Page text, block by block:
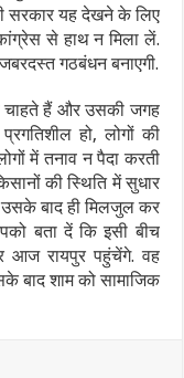
सरकार यह देखने के लिए
कांग्रेस से हाथ न मिला लें.
गठबंधन बनाएगी.
चाहते हैं और उसकी जगह
हो, लोगों की
में तनाव न पैदा करती
की स्थिति में सुधार
बाद ही मिलजुल कर
बता दें कि इसी बीच
आज रायपुर पहुंचेंगे. वह
बाद शाम को सामाजिक